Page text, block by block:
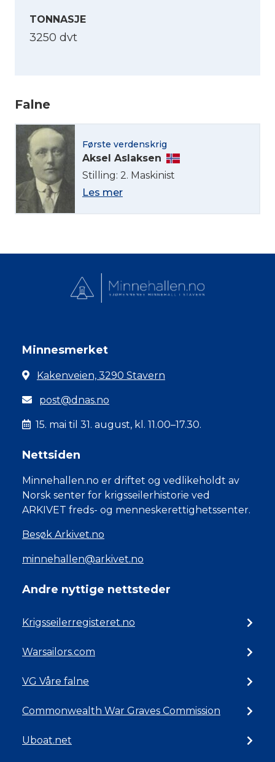
TONNASJE
3250 dvt
Falne
Første verdenskrig
Aksel Aslaksen
Stilling: 2. Maskinist
Les mer
Minnesmerket
Kakenveien, 3290 Stavern
post@dnas.no
15. mai til 31. august, kl. 11.00–17.30.
Nettsiden
Minnehallen.no er driftet og vedlikeholdt av
Norsk senter for krigsseilerhistorie ved
ARKIVET freds- og menneskerettighetssenter.
Besøk Arkivet.no
minnehallen@arkivet.no
Andre nyttige nettsteder
Krigsseilerregisteret.no
Warsailors.com
VG Våre falne
Commonwealth War Graves Commission
Uboat.net
Norsk bokmål